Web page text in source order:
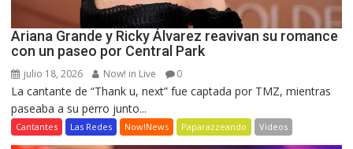
Ariana Grande y Ricky Álvarez reavivan su romance
con un paseo por Central Park
julio 18, 2026 Now! in Live 0
La cantante de “Thank u, next” fue captada por TMZ, mientras
paseaba a su perro junto...
Cantantes Las Redes Now!News Paparazzeando Videos